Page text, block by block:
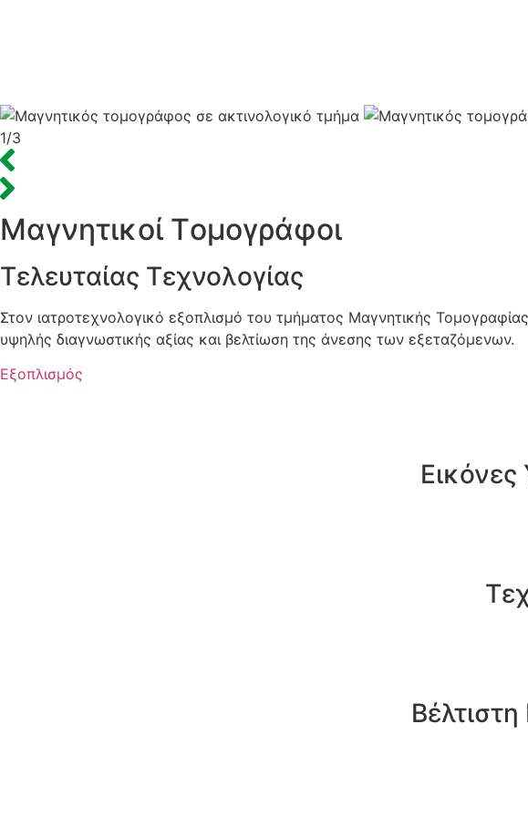
1/3
Mαγνητικοί Tομογράφοι
Tελευταίας Tεχνολογίας
Στον ιατροτεχνολογικό εξοπλισμό του τμήματος Μαγνητικής
υψηλής διαγνωστικής αξίας και βελτίωση της άνεσης των εξεταζόμενων.
Εξοπλισμός